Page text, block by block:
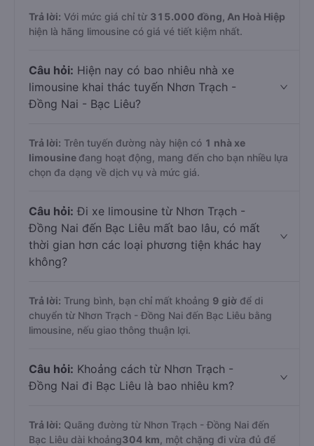
Trả lời: Với mức giá chỉ từ 315.000 đồng, An Hoà Hiệp
hiện là hãng limousine có giá vé tiết kiệm nhất.
Câu hỏi: Hiện nay có bao nhiêu nhà xe
limousine khai thác tuyến Nhơn Trạch -
Đồng Nai - Bạc Liêu?
Trả lời: Trên tuyến đường này hiện có 1 nhà xe
limousine đang hoạt động, mang đến cho bạn nhiều lựa
chọn đa dạng về dịch vụ và mức giá.
Câu hỏi: Đi xe limousine từ Nhơn Trạch -
Đồng Nai đến Bạc Liêu mất bao lâu, có mất
thời gian hơn các loại phương tiện khác hay
không?
Trả lời: Trung bình, bạn chỉ mất khoảng 9 giờ để di
chuyển từ Nhơn Trạch - Đồng Nai đến Bạc Liêu bằng
limousine, nếu giao thông thuận lợi.
Câu hỏi: Khoảng cách từ Nhơn Trạch -
Đồng Nai đi Bạc Liêu là bao nhiêu km?
Trả lời: Quãng đường từ Nhơn Trạch - Đồng Nai đến
Bạc Liêu dài khoảng304 km , một chặng đi vừa đủ để